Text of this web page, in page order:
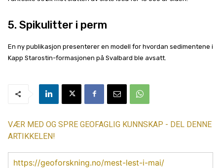
5. Spikulitter i perm
En ny publikasjon presenterer en modell for hvordan sedimentene i
Kapp Starostin-formasjonen på Svalbard ble avsatt.
VÆR MED OG SPRE GEOFAGLIG KUNNSKAP - DEL DENNE
ARTIKKELEN!
https://geoforskning.no/mest-lest-i-mai/